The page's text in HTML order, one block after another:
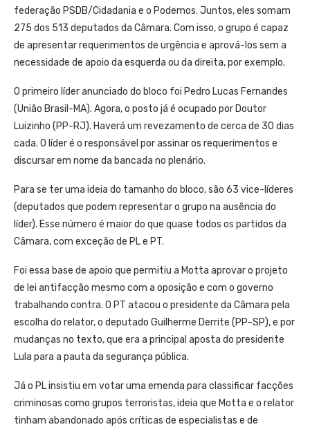
federação PSDB/Cidadania e o Podemos. Juntos, eles somam
275 dos 513 deputados da Câmara. Com isso, o grupo é capaz
de apresentar requerimentos de urgência e aprová-los sem a
necessidade de apoio da esquerda ou da direita, por exemplo.
O primeiro líder anunciado do bloco foi Pedro Lucas Fernandes
(União Brasil-MA). Agora, o posto já é ocupado por Doutor
Luizinho (PP-RJ). Haverá um revezamento de cerca de 30 dias
cada. O líder é o responsável por assinar os requerimentos e
discursar em nome da bancada no plenário.
Para se ter uma ideia do tamanho do bloco, são 63 vice-líderes
(deputados que podem representar o grupo na ausência do
líder). Esse número é maior do que quase todos os partidos da
Câmara, com exceção de PL e PT.
Foi essa base de apoio que permitiu a Motta aprovar o projeto
de lei antifacção mesmo com a oposição e com o governo
trabalhando contra. O PT atacou o presidente da Câmara pela
escolha do relator, o deputado Guilherme Derrite (PP-SP), e por
mudanças no texto, que era a principal aposta do presidente
Lula para a pauta da segurança pública.
Já o PL insistiu em votar uma emenda para classificar facções
criminosas como grupos terroristas, ideia que Motta e o relator
tinham abandonado após críticas de especialistas e de